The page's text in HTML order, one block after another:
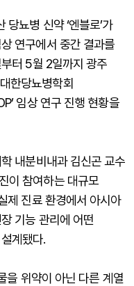
뇨병 신약 ‘엔블로’가
연구에서 중간 결과를
터 5월 2일까지 광주
한당뇨병학회
임상 연구 진행 현황을
내분비내과 김신곤 교수
이 참여하는 대규모
제 진료 환경에서 아시아
기능 관리에 어떤
계됐다.
을 위약이 아닌 다른 계열